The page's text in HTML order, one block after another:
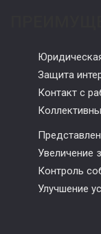
Защита
Контакт с
Увеличение
Контроль
Улучшение